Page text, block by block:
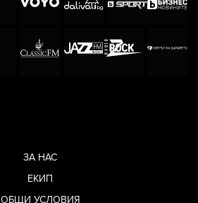
ЗА НАС
ЕКИП
ОБЩИ УСЛОВИЯ